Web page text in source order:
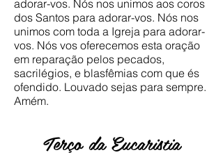
adorar-vos. Nós nos unimos aos coros
dos Santos para adorar-vos. Nós nos
unimos com toda a Igreja para adorar-
vos. Nós vos oferecemos esta oração
em reparação pelos pecados,
sacrilégios, e blasfêmias com que és
ofendido. Louvado sejas para sempre.
Amém.
Terço da Eucaristia